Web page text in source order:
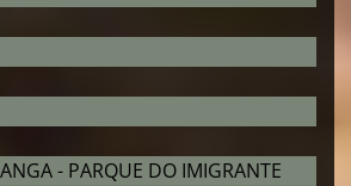
- PARQUE DO IMIGRANTE